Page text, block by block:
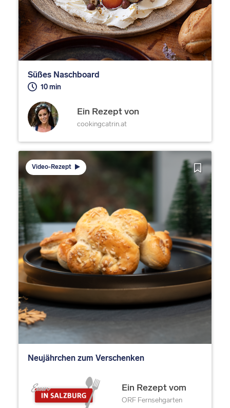
Süßes Naschboard
10 min
Ein Rezept von
cookingcatrin.at
Video-Rezept
Neujährchen zum Verschenken
Ein Rezept vom
ORF Fernsehgarten